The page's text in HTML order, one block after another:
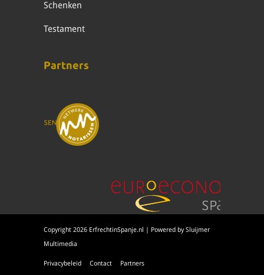
Schenken
Testament
Partners
Copyright 2026 ErfrechtinSpanje.nl | Powered bySluijmer
Multimedia
Privacybeleid Contact Partners